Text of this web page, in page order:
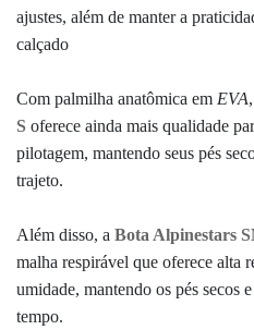
ajustes, além de manter a
calçado
Com palmilha anatômica em EVA
S oferece ainda mais qualidade
pilotagem, mantendo seus pés
trajeto.
Além disso, a Bota Alpinestars
malha respirável que oferece alta
umidade, mantendo os pés secos
tempo.